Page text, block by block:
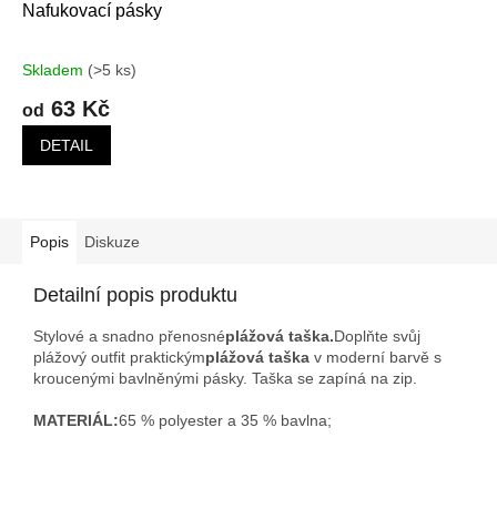
Nafukovací pásky
Skladem (>5 ks)
od 63 Kč
DETAIL
Popis Diskuze
Detailní popis produktu
Stylové a snadno přenosnéplážová taška.Doplňte svůj
plážový outfit praktickýmplážová taška v moderní barvě s
kroucenými bavlněnými pásky. Taška se zapíná na zip.
MATERIÁL:65 % polyester a 35 % bavlna;